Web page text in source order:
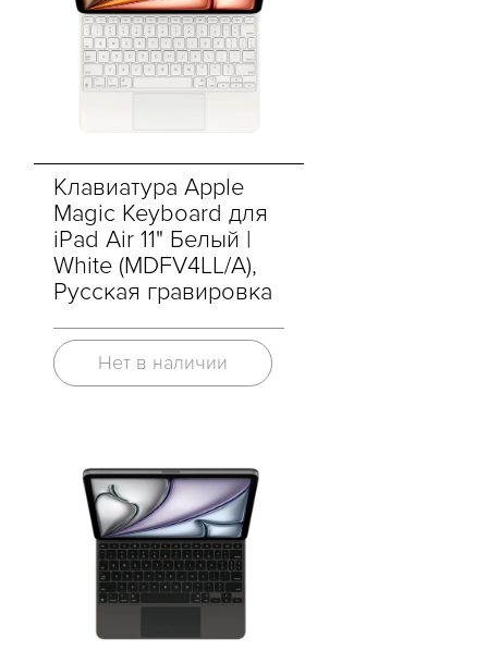
Клавиатура Apple
Magic Keyboard для
iPad Air 11" Белый |
White (MDFV4LL/A),
Русская гравировка
Нет в наличии